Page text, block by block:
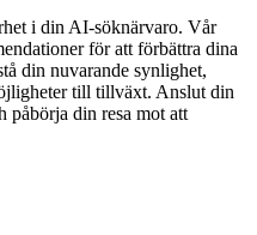
i din AI-söknärvaro. Vår
för att förbättra dina
din nuvarande synlighet,
till tillväxt. Anslut din
påbörja din resa mot att